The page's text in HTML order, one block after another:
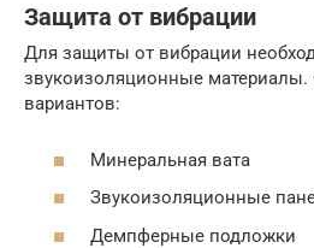
Защита от вибрации
Для защиты от вибрации
звукоизоляционные материалы.
вариантов:
Минеральная вата
Звукоизоляционные
Демпферные подложки